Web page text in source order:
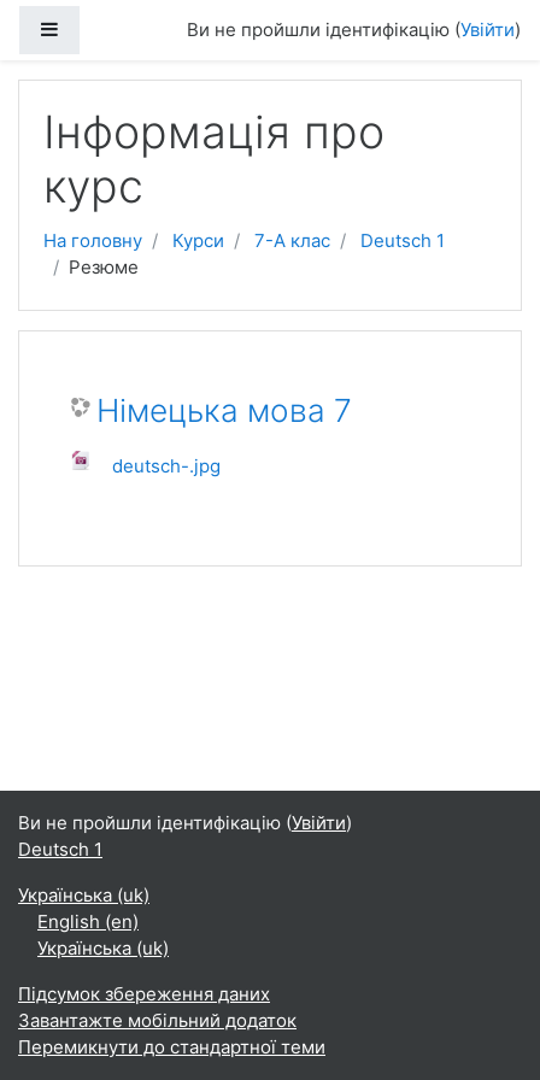
Ви не пройшли ідентифікацію (Увійти)
Інформація про
курс
На головну Курси 7-А клас
Deutsch 1
Резюме
Німецька мова 7
deutsch-.jpg
Ви не пройшли ідентифікацію (Увійти)
Deutsch 1
Українська ‎(uk)‎
English ‎(en)‎
Українська ‎(uk)‎
Підсумок збереження даних
Завантажте мобільний додаток
Перемикнути до стандартної теми